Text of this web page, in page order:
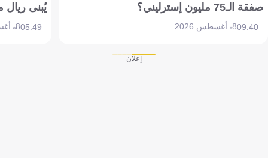
صفقة الـ75 مليون إسترليني؟
09:408 أغسطس 2026
يُبنى ريال
05:498 أغسطس 2026
إعلان